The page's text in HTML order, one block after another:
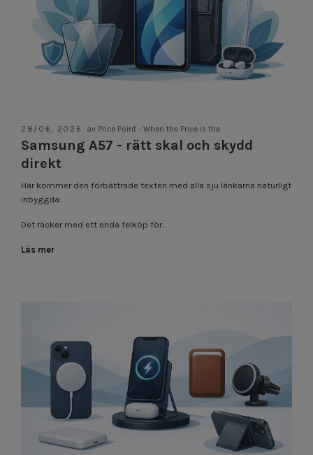
28/06, 2026 av Price Point - When the Price is the
Samsung A57 - rätt skal och skydd
direkt
Här kommer den förbättrade texten med alla sju länkarna naturligt
inbyggda:
Det räcker med ett enda felköp för...
Läs mer